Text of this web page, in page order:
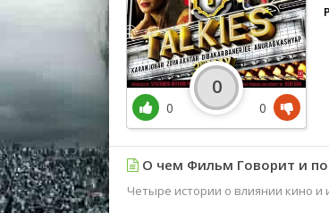
0
0
0
О чем Фильм Говорит и
Четыре истории о влиянии кино и